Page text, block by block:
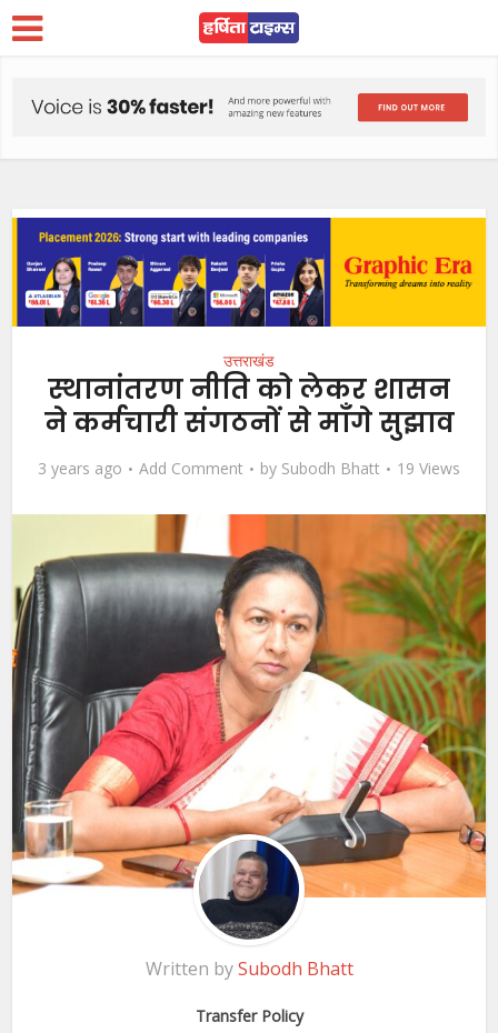
उत्तराखंड
स्थानांतरण नीति को लेकर शासन
ने कर्मचारी संगठनों से माँगे सुझाव
3 years ago Add Comment by Subodh Bhatt 19 Views
Written bySubodh Bhatt
Transfer Policy